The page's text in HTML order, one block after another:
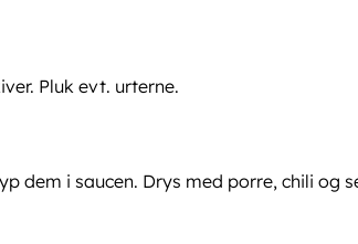
Pluk evt. urterne.
dem i saucen. Drys med porre, chili og